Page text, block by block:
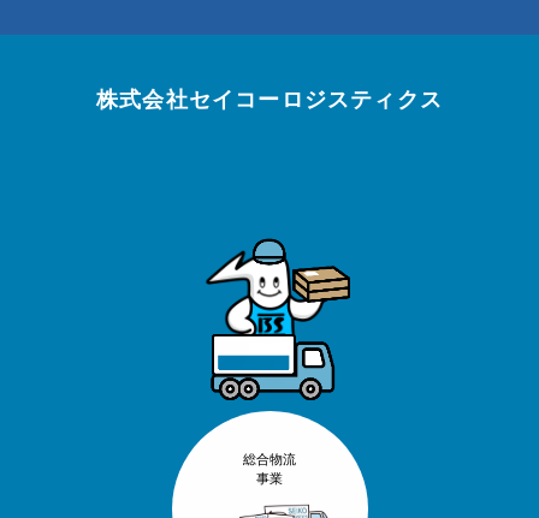
株式会社セイコーロジスティクス
総合物流
事業